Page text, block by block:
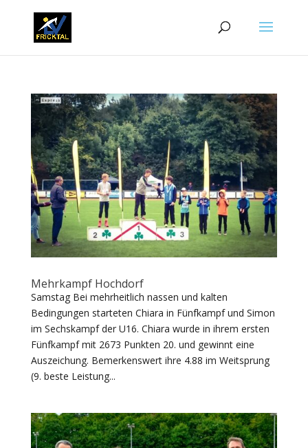
Mehrkampf Hochdorf
Samstag Bei mehrheitlich nassen und kalten
Bedingungen starteten Chiara in Fünfkampf und Simon
im Sechskampf der U16. Chiara wurde in ihrem ersten
Fünfkampf mit 2673 Punkten 20. und gewinnt eine
Auszeichung. Bemerkenswert ihre 4.88 im Weitsprung
(9. beste Leistung...